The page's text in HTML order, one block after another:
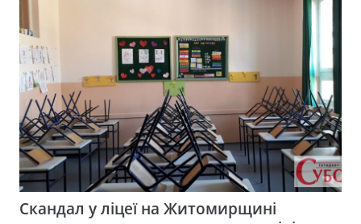
Скандал у ліцеї на Житомирщині